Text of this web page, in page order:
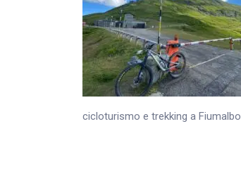
cicloturismo e trekking a Fiumalbo